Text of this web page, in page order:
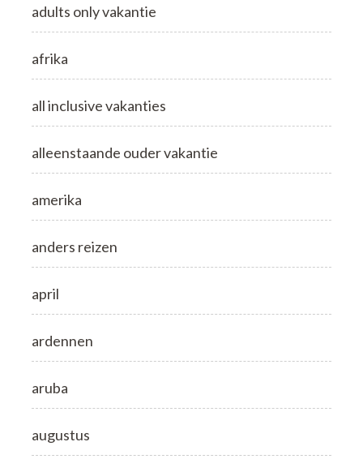
adults only vakantie
afrika
all inclusive vakanties
alleenstaande ouder vakantie
amerika
anders reizen
april
ardennen
aruba
augustus